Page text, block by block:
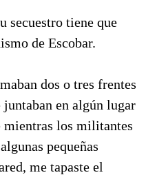
secuestro tiene que
de Escobar.
dos o tres frentes
en algún lugar
mientras los militantes
pequeñas
me tapaste el